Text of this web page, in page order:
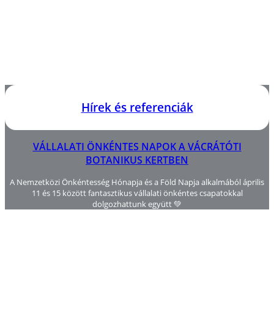
Hírek és referenciák
VÁLLALATI ÖNKÉNTES NAPOK A VÁCRÁTÓTI
BOTANIKUS KERTBEN
A Nemzetközi Önkéntesség Hónapja és a Föld Napja alkalmából április
11 és 15 között fantasztikus vállalati önkéntes csapatokkal
dolgozhattunk együtt 💚